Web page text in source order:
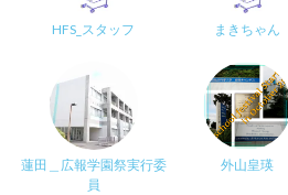
HFS_スタッフ まきちゃん
蓮田＿広報学園祭実行委
員
外山皇瑛